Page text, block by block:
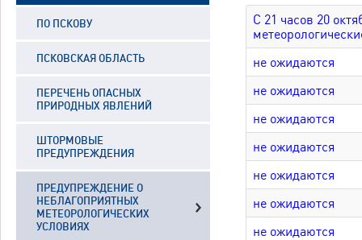
ПО ПСКОВУ
ПСКОВСКАЯ ОБЛАСТЬ
ПЕРЕЧЕНЬ ОПАСНЫХ
ПРИРОДНЫХ ЯВЛЕНИЙ
ШТОРМОВЫЕ
ПРЕДУПРЕЖДЕНИЯ
ПРЕДУПРЕЖДЕНИЕ О
НЕБЛАГОПРИЯТНЫХ
МЕТЕОРОЛОГИЧЕСКИХ
УСЛОВИЯХ
С 21 часов 20
не ожидаются
не ожидаются
не ожидаются
не ожидаются
не ожидаются
не ожидаются
не ожидаются